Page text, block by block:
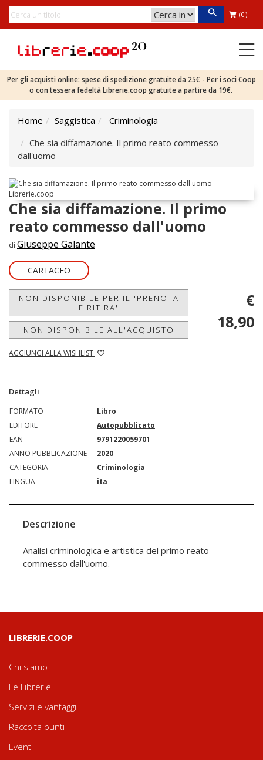
(0)
Per gli acquisti online: spese di spedizione gratuite da 25€ - Per i soci Coop
o con tessera fedeltà Librerie.coop gratuite a partire da 19€.
Home Saggistica
Criminologia
Che sia diffamazione. Il primo reato commesso
dall'uomo
Che sia diffamazione. Il primo
reato commesso dall'uomo
di Giuseppe Galante
CARTACEO
NON DISPONIBILE PER IL 'PRENOTA
E RITIRA'
NON DISPONIBILE ALL'ACQUISTO
AGGIUNGI ALLA WISHLIST
€
18,90
Dettagli
FORMATO
Libro
EDITORE
Autopubblicato
EAN
9791220059701
ANNO PUBBLICAZIONE
2020
CATEGORIA
Criminologia
LINGUA
ita
Descrizione
Analisi criminologica e artistica del primo reato
commesso dall'uomo.
LIBRERIE.COOP
Chi siamo
Le Librerie
Servizi e vantaggi
Raccolta punti
Eventi